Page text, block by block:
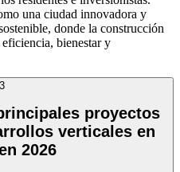
una ciudad innovadora y
donde la construcción
bienestar y
3
proyectos
verticales en
2026